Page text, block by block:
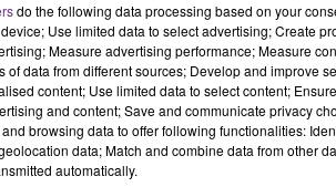
VENEZ FÊTER CE WEEK-
L'ANNIVERSAIRE DE
Ce samedi 8 août sera un
do the following data processing based on your
Use limited data to select advertising; Create
Measure advertising performance; Measure
of data from different sources; Develop and improve
content; Use limited data to select content;
and content; Save and communicate privacy
browsing data to offer following functionalities:
data; Match and combine data from other
automatically.